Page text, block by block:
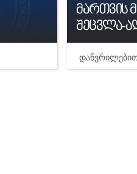
მართვის
შეცვლა-